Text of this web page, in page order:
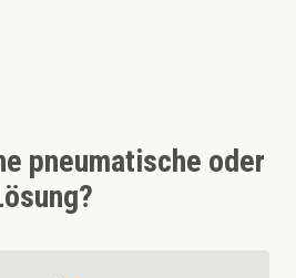
pneumatische oder